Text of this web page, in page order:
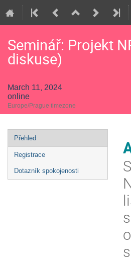
Seminář: Projekt
diskuse)
March 11, 2024
online
Europe/Prague timezone
Event
menu
Přehled
Registrace
Dotazník spokojenosti